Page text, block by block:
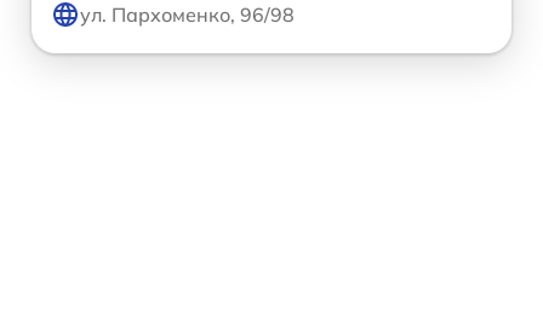
ул. Пархоменко, 96/98